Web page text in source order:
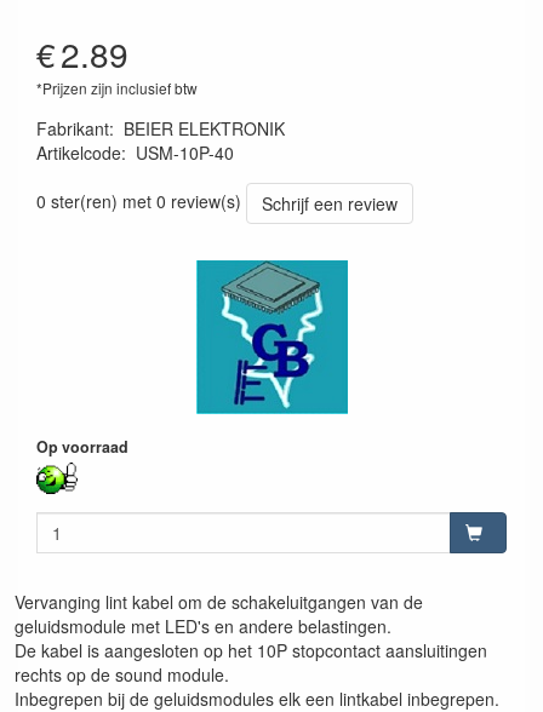
€2.89
*Prijzen zijn inclusief btw
Fabrikant: BEIER ELEKTRONIK
Artikelcode: USM-10P-40
0 ster(ren) met 0 review(s)
Schrijf een review
Op voorraad
Vervanging lint kabel om de schakeluitgangen van de
geluidsmodule met LED's en andere belastingen.
De kabel is aangesloten op het 10P stopcontact aansluitingen
rechts op de sound module.
Inbegrepen bij de geluidsmodules elk een lintkabel inbegrepen.